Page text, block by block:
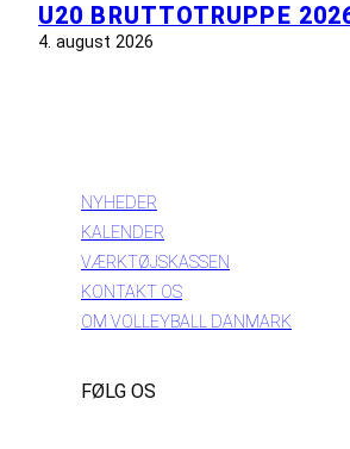
U20 BRUTTOTRUPPE
4. august 2026
NYHEDER
KALENDER
VÆRKTØJSKASSEN
KONTAKT OS
OM VOLLEYBALL DANMARK
FØLG OS